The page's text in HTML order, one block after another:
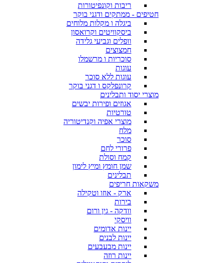
ריבות וקונפיטורות
חטיפים - ממתקים ודגני בוקר
ביגלה ו מקלות מלוחים
ביסקוויטים וקרואסון
וופלים וגביעי גלידה
חמצוצים
סוכריות ו מרשמלו
עוגות
עוגות ללא סוכר
קרונפלקס ו דגני בוקר
מוצרי יסוד ותבלינים
אגוזים ופירות יבשים
טורטיות
מוצרי אפיה וקנדיטוריה
מלח
סוכר
פרורי לחם
קמח וסולת
שמן חומץ ומיץ לימון
תבלינים
משקאות חריפים
ארק - אוזו וטקילה
בירות
וודקה - גין ורום
וויסקי
יינות אדומים
יינות לבנים
יינות מבעבעים
יינות רוזה